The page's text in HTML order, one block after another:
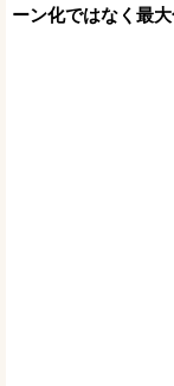
ーン化ではなく最